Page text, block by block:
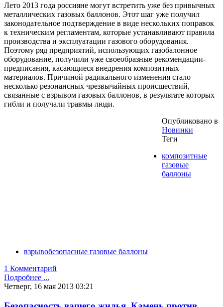
Лето 2013 года россияне могут встретить уже без привычных
металлических газовых баллонов. Этот шаг уже получил
законодательное подтверждение в виде нескольких поправок
к техническим регламентам, которые устанавливают правила
производства и эксплуатации газового оборудования.
Поэтому ряд предприятий, использующих газобалонное
оборудование, получили уже своеобразные рекомендации-
предписания, касающиеся внедрения композитных
материалов. Причиной радикального изменения стало
несколько резонансных чрезвычайных происшествий,
связанные с взрывом газовых баллонов, в результате которых
гибли и получали травмы люди.
Опубликовано в
Новинки
Теги
композитные
газовые
баллоны
взрывобезопасные газовые баллоны
1 Комментарий
Подробнее ...
Четверг, 16 мая 2013 03:21